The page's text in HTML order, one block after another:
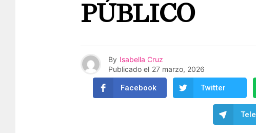
PÚBLICO
By Isabella Cruz
Publicado el 27 marzo, 2026
Facebook Twitter